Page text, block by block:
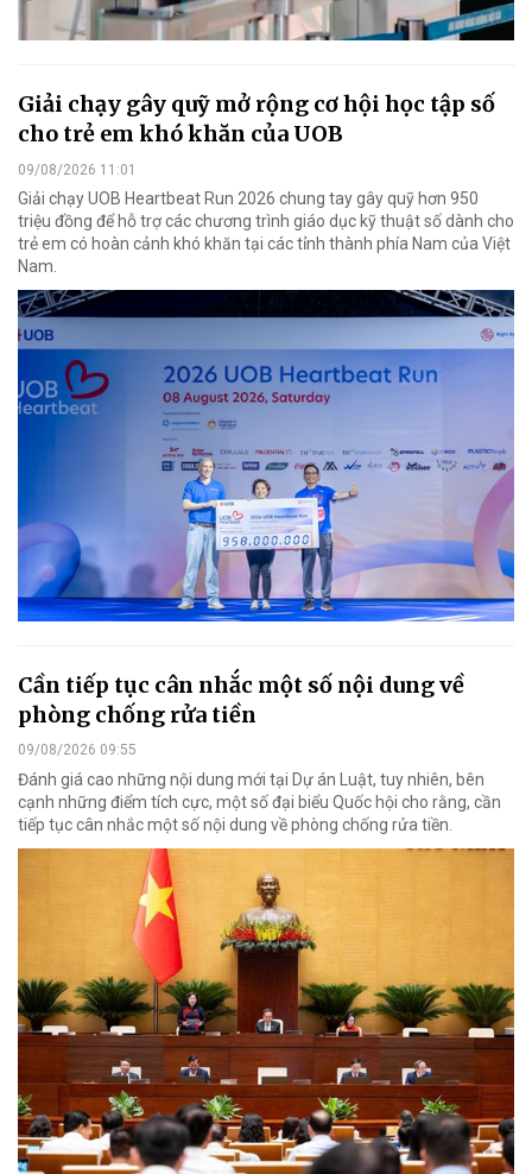
Giải chạy gây quỹ mở rộng cơ hội học tập số
cho trẻ em khó khăn của UOB
09/08/2026 11:01
Giải chạy UOB Heartbeat Run 2026 chung tay gây quỹ hơn 950
triệu đồng để hỗ trợ các chương trình giáo dục kỹ thuật số dành cho
trẻ em có hoàn cảnh khó khăn tại các tỉnh thành phía Nam của Việt
Nam.
Cần tiếp tục cân nhắc một số nội dung về
phòng chống rửa tiền
09/08/2026 09:55
Đánh giá cao những nội dung mới tại Dự án Luật, tuy nhiên, bên
cạnh những điểm tích cực, một số đại biểu Quốc hội cho rằng, cần
tiếp tục cân nhắc một số nội dung về phòng chống rửa tiền.